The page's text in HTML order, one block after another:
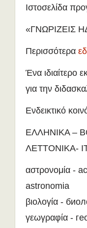
Ιστοσελίδα
«ΓΝΩΡΙΖΕΙΣ
Περισσότερα
Ένα ιδιαίτερο
για την
Ενδεικτικό
ΕΛΛΗΝΙΚΑ –
ΛΕΤΤΟΝΙΚΑ-
αστρονομία -
astronomia
βιολογία -
γεωγραφία -